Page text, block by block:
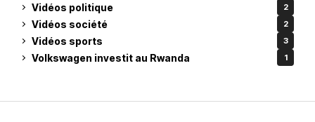
Vidéos politique 2
Vidéos société 2
Vidéos sports 3
Volkswagen investit au Rwanda 1